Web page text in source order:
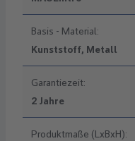
Basis - Material:
Kunststoff, Metall
Garantiezeit:
2 Jahre
Produktmaße (LxBxH):